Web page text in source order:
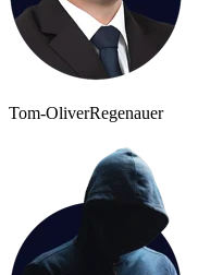
Tom-OliverRegenauer